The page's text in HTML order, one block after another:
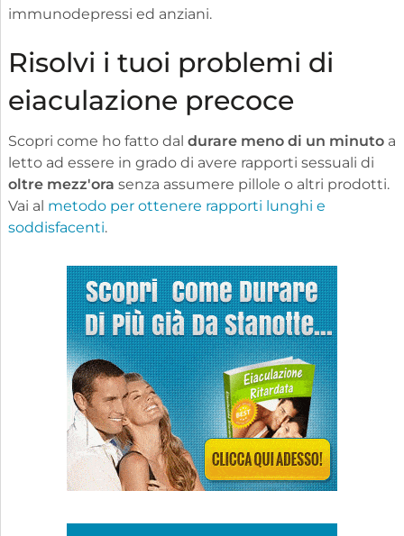
immunodepressi ed anziani.
Risolvi i tuoi problemi di
eiaculazione precoce
Scopri come ho fatto dal durare meno di un minutoa
letto ad essere in grado di avere rapporti sessuali di
oltre mezz'ora senza assumere pillole o altri prodotti.
Vai al metodo per ottenere rapporti lunghi e
soddisfacenti.